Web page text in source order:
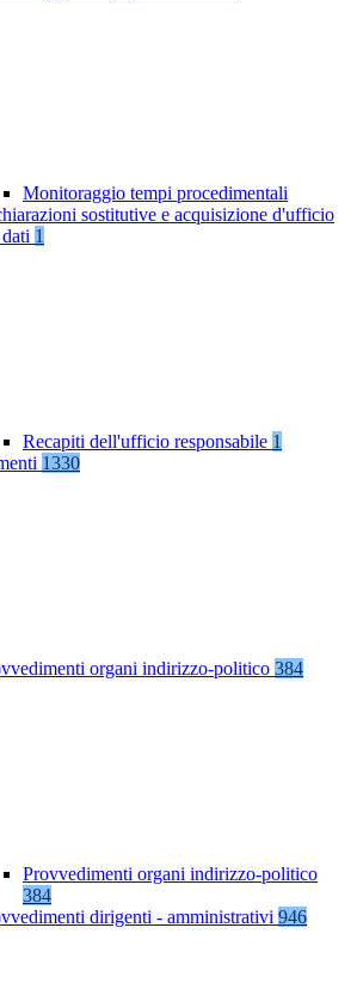
Monitoraggio tempi procedimentali
sostitutive e acquisizione d'ufficio
1
Recapiti dell'ufficio responsabile 1
1330
organi indirizzo-politico 384
Provvedimenti organi indirizzo-politico
384
dirigenti - amministrativi 946